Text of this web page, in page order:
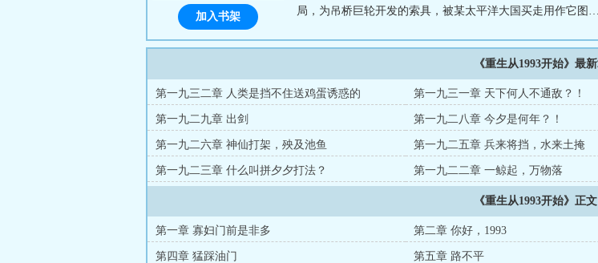
局，为吊桥巨轮开发的索具，被某太平洋大国买走用作它
加入书架
《重生从1993开始》最
第一九三二章 人类是挡不住送鸡蛋诱惑的 第一九三一章 天下何人不通敌？！
第一九二九章 出剑 第一九二八章 今夕是何年？！
第一九二六章 神仙打架，殃及池鱼 第一九二五章 兵来将挡，水来土掩
第一九二三章 什么叫拼夕夕打法？ 第一九二二章 一鲸起，万物落
《重生从1993开始》正
第一章 寡妇门前是非多 第二章 你好，1993
第四章 猛踩油门 第五章 路不平